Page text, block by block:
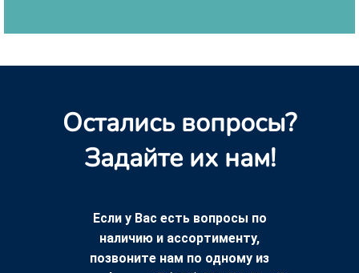
Остались вопросы?
Задайте их нам!
Если у Вас есть вопросы по
наличию и ассортименту,
позвоните нам по одному из